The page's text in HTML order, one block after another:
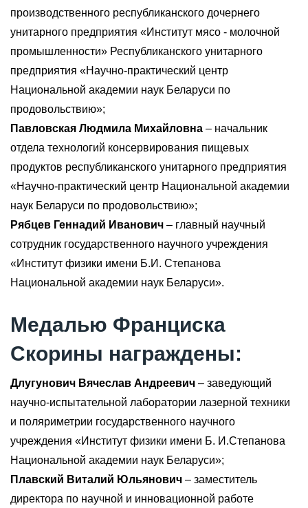
производственного республиканского дочернего
унитарного предприятия «Институт мясо - молочной
промышленности» Республиканского унитарного
предприятия «Научно-практический центр
Национальной академии наук Беларуси по
продовольствию»;
Павловская Людмила Михайловна – начальник
отдела технологий консервирования пищевых
продуктов республиканского унитарного предприятия
«Научно-практический центр Национальной академии
наук Беларуси по продовольствию»;
Рябцев Геннадий Иванович – главный научный
сотрудник государственного научного учреждения
«Институт физики имени Б.И. Степанова
Национальной академии наук Беларуси».
Медалью Франциска
Скорины награждены:
Длугунович Вячеслав Андреевич – заведующий
научно-испытательной лаборатории лазерной техники
и поляриметрии государственного научного
учреждения «Институт физики имени Б. И.Степанова
Национальной академии наук Беларуси»;
Плавский Виталий Юльянович – заместитель
директора по научной и инновационной работе